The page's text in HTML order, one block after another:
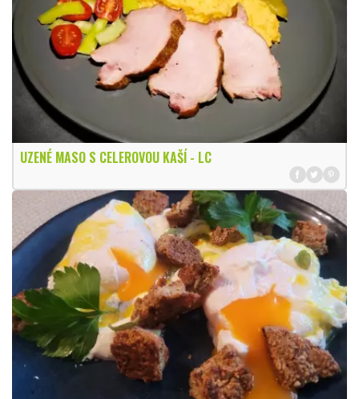
UZENÉ MASO S CELEROVOU KAŠÍ - LC